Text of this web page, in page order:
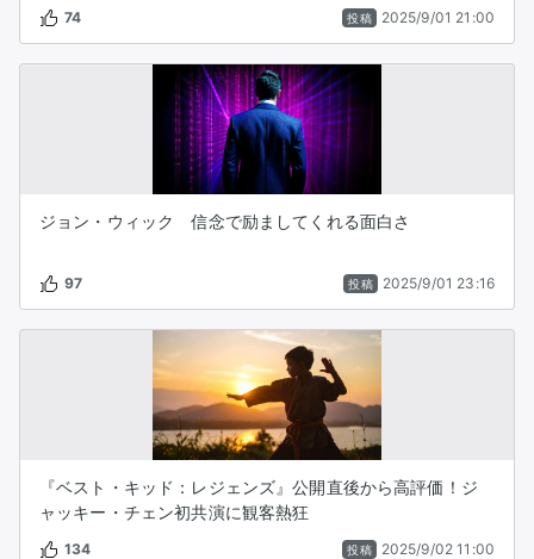
74 投稿 2025/9/01 21:00
ジョン・ウィック 信念で励ましてくれる面白さ
97 投稿 2025/9/01 23:16
『ベスト・キッド：レジェンズ』公開直後から高評価！ジ
ャッキー・チェン初共演に観客熱狂
134 投稿 2025/9/02 11:00